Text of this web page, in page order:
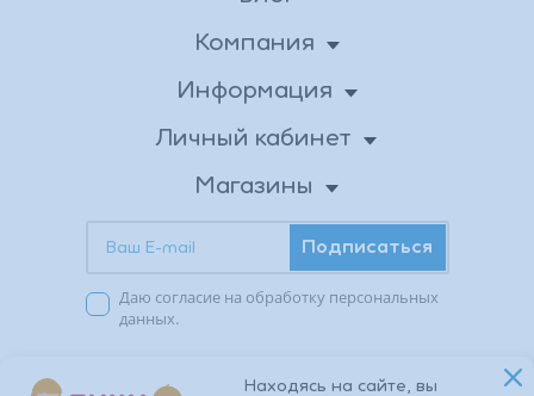
Находясь на сайте, вы
Компания
Новости
Контакты
Информация
Доставка
Возврат товара
Публичная оферта
Личный кабинет
Личные данные
Бонусная программа
Заказы
Магазины
Адреса магазинов
Акции в магазинах
Подписаться
Даю согласие на обработку персональных
данных.
© 2026 TIKI TOMI. Все права защищены.